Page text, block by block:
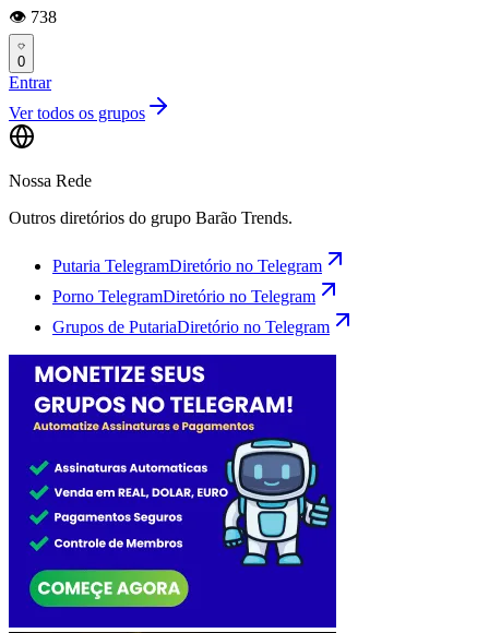
👁️ 738
0
Entrar
Ver todos os grupos
Nossa Rede
Outros diretórios do grupo Barão Trends.
Putaria TelegramDiretório no Telegram
Porno TelegramDiretório no Telegram
Grupos de PutariaDiretório no Telegram